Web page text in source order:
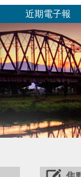
近期電子報